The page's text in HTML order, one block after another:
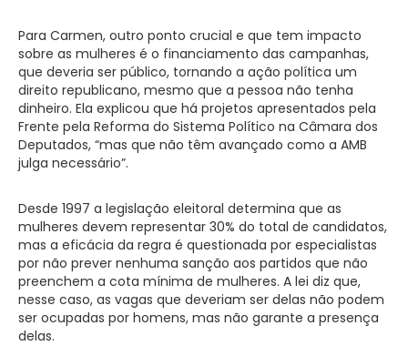
Para Carmen, outro ponto crucial e que tem impacto
sobre as mulheres é o financiamento das campanhas,
que deveria ser público, tornando a ação política um
direito republicano, mesmo que a pessoa não tenha
dinheiro. Ela explicou que há projetos apresentados pela
Frente pela Reforma do Sistema Político na Câmara dos
Deputados, “mas que não têm avançado como a AMB
julga necessário”.
Desde 1997 a legislação eleitoral determina que as
mulheres devem representar 30% do total de candidatos,
mas a eficácia da regra é questionada por especialistas
por não prever nenhuma sanção aos partidos que não
preenchem a cota mínima de mulheres. A lei diz que,
nesse caso, as vagas que deveriam ser delas não podem
ser ocupadas por homens, mas não garante a presença
delas.